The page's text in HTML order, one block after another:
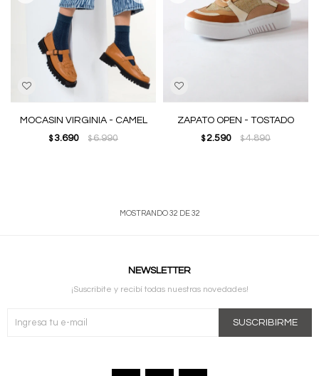
MOCASIN VIRGINIA - CAMEL
$ 3.690 $6.990
ZAPATO OPEN - TOSTADO
$ 2.590 $4.890
MOSTRANDO32 DE32
NEWSLETTER
¡Suscribite y recibí todas nuestras novedades!
SUSCRIBIRME